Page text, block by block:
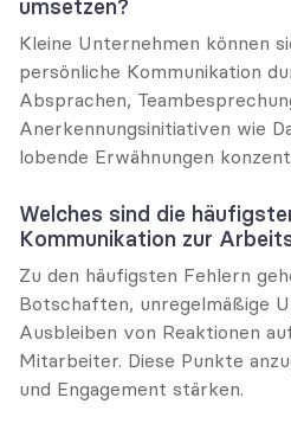
umsetzen?
Kleine Unternehmen können
persönliche Kommunikation
Absprachen,
Anerkennungsinitiativen wie
lobende Erwähnungen
Welches sind die
Kommunikation zur
Zu den häufigsten Fehlern
Botschaften, unregelmäßige
Ausbleiben von Reaktionen
Mitarbeiter. Diese Punkte
und Engagement stärken.